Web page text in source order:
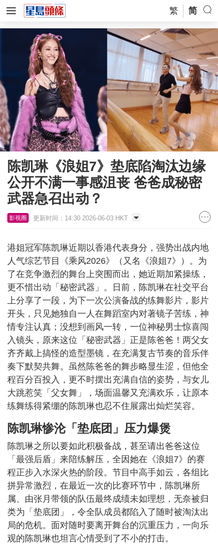
繁 简
陈凯琳《浪姐7》垫底陷淘汰边缘
公开不满一事感沮丧 爸爸成秘密
武器急召出动？
影视圈 更新时间：14:30 2026-06-03 HKT
港姐冠军陈凯琳近期以香港代表身分，强势出战内地
人气综艺节目《乘风2026》（又名《浪姐7》）。为
了在竞争激烈的舞台上突围而出，她近期加紧操练，
更不惜出动「秘密武器」。日前，陈凯琳在社交平台
上分享了一段，为下一次公演备战的练舞影片，影片
开头，只见她独自一人在舞蹈室内对著镜子苦练，神
情专注认真；没想到画风一转，一位神秘男士惊喜闯
入镜头，原来这位「秘密武器」正是陈爸爸！两父女
齐齐戴上搞怪的造型墨镜，在充满复古节奏的音乐伴
奏下默契共舞。虽然陈爸爸的舞步略显生涩，但他全
程百分百投入，更不时摆出充满自信的姿势，与女儿
大跳惹笑「父女舞」，场面温馨又充满欢乐，让原本
练舞练得紧绷的陈凯琳也忍不住展露出灿烂笑容。
陈凯琳惨沦「垫底团」压力爆煲
陈凯琳之所以要如此积极备战，甚至请出爸爸这位
「最强后盾」来陪练解压，全因她在《浪姐7》的赛
程正步入水深火热的阶段。节目中高手如云，各组比
拼异常激烈，在最近一次的比赛环节中，陈凯琳所
属、由张月带领的队伍最终成绩未如理想，无奈被归
类为「垫底团」，令全队成员都陷入了随时被淘汰出
局的危机。面对随时要离开舞台的沉重压力，一向乐
观的陈凯琳也坦言心情受到了不小的打击。